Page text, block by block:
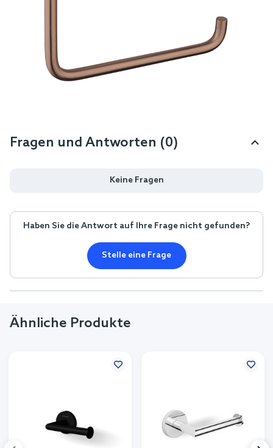
Fragen und Antworten (0)
Keine Fragen
Haben Sie die Antwort auf Ihre Frage nicht gefunden?
Stelle eine Frage
Ähnliche Produkte